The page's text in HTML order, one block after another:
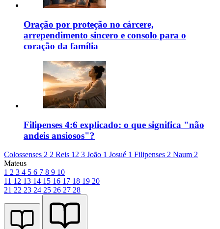
Oração por proteção no cárcere,
arrependimento sincero e consolo para o
coração da família
Filipenses 4:6 explicado: o que significa "não
andeis ansiosos"?
Colossenses 2 2 Reis 12 3 João 1 Josué 1 Filipenses 2 Naum 2
Mateus
1 2 3 4 5 6 7 8 9 10
11 12 13 14 15 16 17 18 19 20
21 22 23 24 25 26 27 28